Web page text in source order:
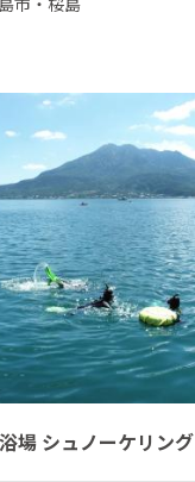
場 シュノーケリング